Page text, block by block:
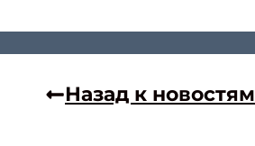
Назад к новостям